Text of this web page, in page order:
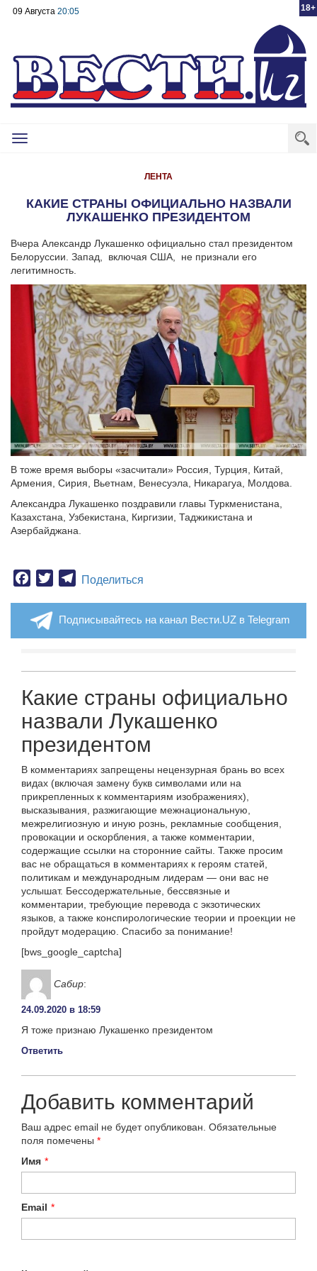
18+
09 Августа 20:05
Toggle
ЛЕНТА
КАКИЕ СТРАНЫ ОФИЦИАЛЬНО НАЗВАЛИ
ЛУКАШЕНКО ПРЕЗИДЕНТОМ
Вчера Александр Лукашенко официально стал президентом
Белоруссии. Запад, включая США, не признали его
легитимность.
В тоже время выборы «засчитали» Россия, Турция, Китай,
Армения, Сирия, Вьетнам, Венесуэла, Никарагуа, Молдова.
Александра Лукашенко поздравили главы Туркменистана,
Казахстана, Узбекистана, Киргизии, Таджикистана и
Азербайджана.
Facebook
TwitterTelegram
Поделиться
Подписывайтесь на канал Вести.UZ в Telegram
Какие страны официально
назвали Лукашенко
президентом
В комментариях запрещены нецензурная брань во всех
видах (включая замену букв символами или на
прикрепленных к комментариям изображениях),
высказывания, разжигающие межнациональную,
межрелигиозную и иную рознь, рекламные сообщения,
провокации и оскорбления, а также комментарии,
содержащие ссылки на сторонние сайты. Также просим
вас не обращаться в комментариях к героям статей,
политикам и международным лидерам — они вас не
услышат. Бессодержательные, бессвязные и
комментарии, требующие перевода с экзотических
языков, а также конспирологические теории и проекции не
пройдут модерацию. Спасибо за понимание!
[bws_google_captcha]
Сабир:
24.09.2020 в 18:59
Я тоже признаю Лукашенко президентом
Ответить
Добавить комментарий
Ваш адрес email не будет опубликован. Обязательные
поля помечены *
Имя *
Email *